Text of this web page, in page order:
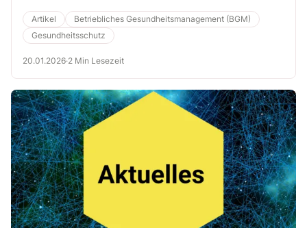
Weiterbeschäftigung entwickeln. Lesen Sie hier, wie ein
ganzheitliches Gesundheitsmanagement, gezielte Weiterbildung und
flexible Arbeitszeitgestaltung zum Gelingen beitragen.
Artikel
Betriebliches Gesundheitsmanagement (BGM)
Gesundheitsschutz
20.01.2026·2 Min Lesezeit